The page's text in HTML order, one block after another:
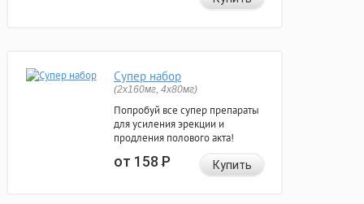
Супер набор
(2х160мг, 4х80мг)
Попробуй все супер препараты
для усиления эрекции и
продления полового акта!
от 158Р Купить